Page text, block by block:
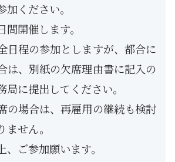
ください。
開催します。
日程の参加としますが、都合に
は、別紙の欠席理由書に記入の
局に提出してください。
の場合は、再雇用の継続も検討
ません。
ご参加願います。